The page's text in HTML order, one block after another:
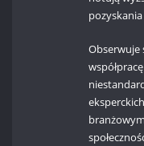
Obserwuje